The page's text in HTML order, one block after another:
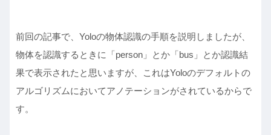
前回の記事で、Yoloの物体認識の手順を説明しましたが、
物体を認識するときに「person」とか「bus」とか認識結
果で表示されたと思いますが、これはYoloのデフォルトの
アルゴリズムにおいてアノテーションがされているからで
す。